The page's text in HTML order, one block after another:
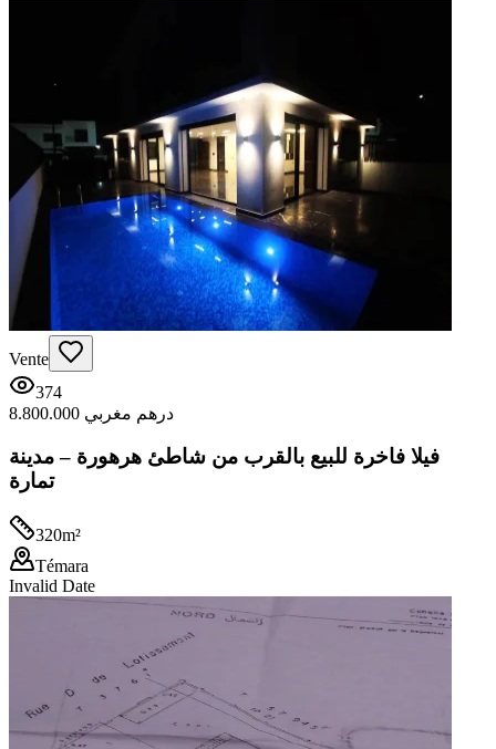
Vente
374
8.800.000 درهم مغربي
فيلا فاخرة للبيع بالقرب من شاطئ هرهورة – مدينة
تمارة
320m²
Témara
Invalid Date